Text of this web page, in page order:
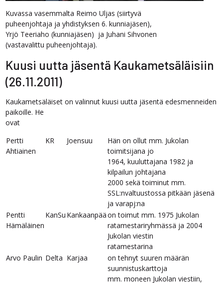
Kuvassa vasemmalta Reimo Uljas (siirtyvä
puheenjohtaja ja yhdistyksen 6. kunniajäsen),
Yrjö Teeriaho (kunniajäsen) ja Juhani Sihvonen
(vastavalittu puheenjohtaja).
Kuusi uutta jäsentä Kaukametsäläisiin
(26.11.2011)
Kaukametsäläiset on valinnut kuusi uutta jäsentä edesmenneiden
paikoille. He
ovat
Pertti
Ahtiainen
KR Joensuu
Hän on ollut mm. Jukolan
toimitsijana jo
1964, kuuluttajana 1982 ja
kilpailun johtajana
2000 sekä toiminut mm.
SSL:nvaltuustossa pitkään jäsenä
ja varapj:na
Pentti
Hämäläinen
KanSu Kankaanpääon toimut mm. 1975 Jukolan
ratamestariryhmässä ja 2004
Jukolan viestin
ratamestarina
Arvo Paulin Delta Karjaa
on tehnyt suuren määrän
suunnistuskarttoja
mm. moneen Jukolan viestiin,